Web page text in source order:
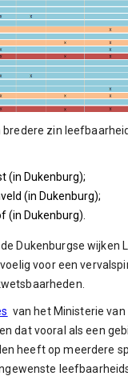
bredere zin
(in Dukenburg);
(in Dukenburg);
(in Dukenburg).
Dukenburgse wijken
voor een
van het Ministerie van
dat vooral als een
heeft op meerdere